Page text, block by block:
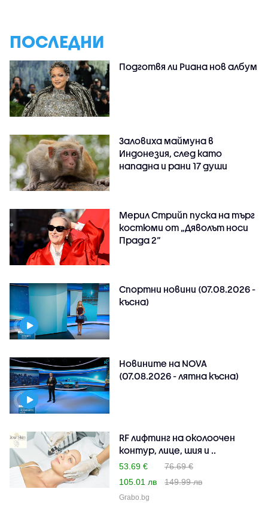
ПОСЛЕДНИ
Подготвя ли Риана нов албум
Заловиха маймуна в
Индонезия, след като
нападна и рани 17 души
Мерил Стрийп пуска на търг
костюми от „Дяволът носи
Прада 2“
Спортни новини (07.08.2026 -
късна)
Новините на NOVA
(07.08.2026 - лятна късна)
RF лифтинг на околоочен
контур, лице, шия и ..
53.69 €
76.69 €
105.01 лв
149.99 лв
Grabo.bg